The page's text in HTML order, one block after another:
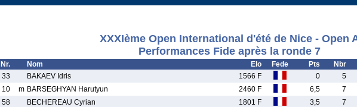
XXXIème Open International d'été de Nice - Open
Performances Fide après la ronde 7
Nr. Nom Elo Fede Pts
Nbr
33
BAKAEV Idris 1566 F 0
5
10
m BARSEGHYAN Harutyun 2460 F 6,5
7
58
BECHEREAU Cyrian 1801 F 3,5
7